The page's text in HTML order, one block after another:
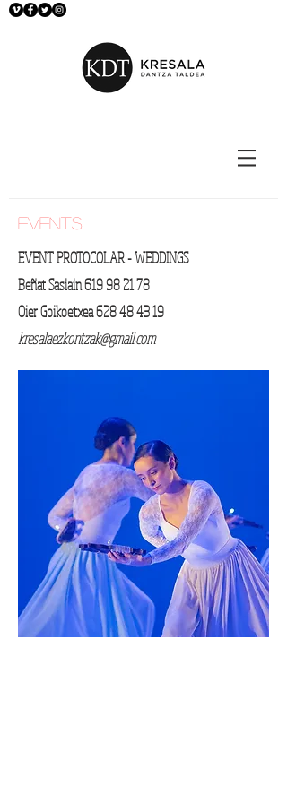
events
EVENT PROTOCOLAR - WEDDINGS
Beñat Sasiain619 98 21 78
Oier Goikoetxea628 48 43 19
kresalaezkontzak@gmail.com